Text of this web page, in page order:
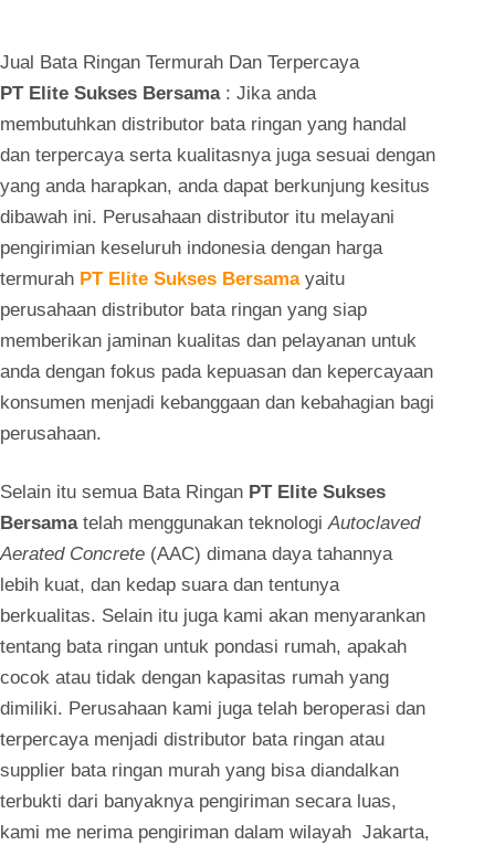
Jual Bata Ringan Termurah Dan Terpercaya
PT Elite Sukses Bersama: Jika anda
membutuhkan distributor bata ringan yang handal
dan terpercaya serta kualitasnya juga sesuai dengan
yang anda harapkan, anda dapat berkunjung kesitus
dibawah ini. Perusahaan distributor itu melayani
pengirimian keseluruh indonesia dengan harga
termurah PT Elite Sukses Bersama yaitu
perusahaan distributor bata ringan yang siap
memberikan jaminan kualitas dan pelayanan untuk
anda dengan fokus pada kepuasan dan kepercayaan
konsumen menjadi kebanggaan dan kebahagian bagi
perusahaan.
Selain itu semua Bata Ringan PT Elite Sukses
Bersamatelah menggunakan teknologiAutoclaved
Aerated Concrete (AAC) dimana daya tahannya
lebih kuat, dan kedap suara dan tentunya
berkualitas. Selain itu juga kami akan menyarankan
tentang bata ringan untuk pondasi rumah, apakah
cocok atau tidak dengan kapasitas rumah yang
dimiliki. Perusahaan kami juga telah beroperasi dan
terpercaya menjadi distributor bata ringan atau
supplier bata ringan murah yang bisa diandalkan
terbukti dari banyaknya pengiriman secara luas,
kami me nerima pengiriman dalam wilayah Jakarta,